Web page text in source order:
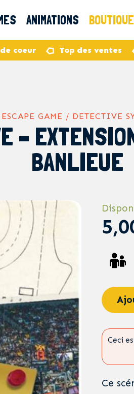
ANIMATIONS BOUTIQUE
coeur Top des ventes
GAME / DETECTIVE
–
BANLIEUE
Ceci
Ce